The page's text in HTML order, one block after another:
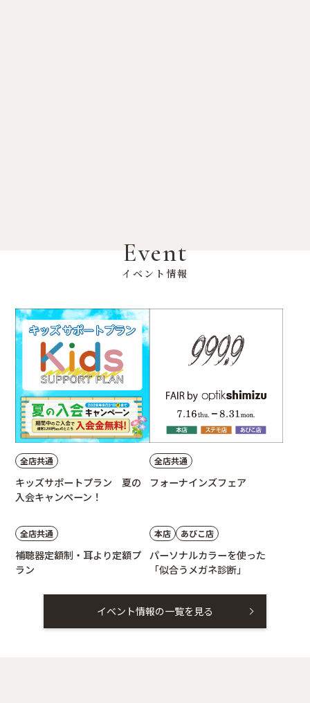
Event
イベント情報
全店共通
キッズサポートプラン 夏の
入会キャンペーン！
全店共通
フォーナインズフェア
全店共通
補聴器定額制・耳より定額プ
ラン
本店 あびこ店
パーソナルカラーを使った
「似合うメガネ診断」
イベント情報の一覧を見る